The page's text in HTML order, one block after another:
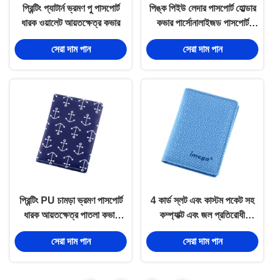
প্রিন্টিং প্যাটার্ন ভ্রমণ পু পাসপোর্ট
ধারক ওয়ালেট আয়তক্ষেত্র কভার
সেরা দাম পান
পিঙ্ক পিইউ লেদার পাসপোর্ট হোল্ডার
কভার পার্সোনালাইজড পাসপোর্ট
ওয়ালেট
সেরা দাম পান
প্রিন্টিং PU চামড়া ভ্রমণ পাসপোর্ট
ধারক আয়তক্ষেত্র পাতলা কভার
ওয়ালেট
সেরা দাম পান
4 কার্ড স্লট এবং কাস্টম পকেট সহ
কম্প্যাক্ট এবং জল প্রতিরোধী
পাসপোর্ট হোল্ডার
সেরা দাম পান